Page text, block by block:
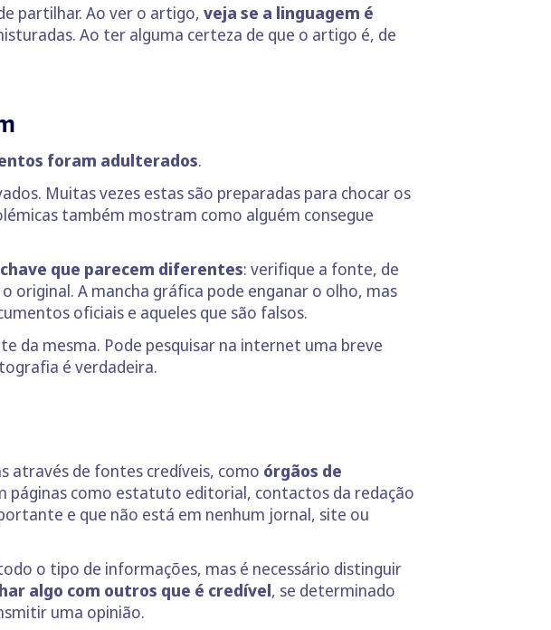
partilhar. Ao ver o artigo, veja se a linguagem é
Ao ter alguma certeza de que o artigo é, de
foram adulterados.
Muitas vezes estas são preparadas para chocar os
também mostram como alguém consegue
que parecem diferentes: verifique a fonte, de
A mancha gráfica pode enganar o olho, mas
oficiais e aqueles que são falsos.
mesma. Pode pesquisar na internet uma breve
é verdadeira.
através de fontes credíveis, como órgãos de
páginas como estatuto editorial, contactos da redação
e que não está em nenhum jornal, site ou
o tipo de informações, mas é necessário distinguir
algo com outros que é credível, se determinado
uma opinião.